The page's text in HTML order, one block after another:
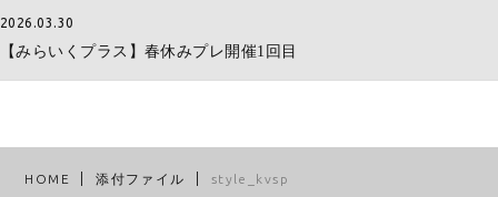
2026.03.30
【みらいくプラス】春休みプレ開催1回目
HOME 添付ファイル style_kvsp